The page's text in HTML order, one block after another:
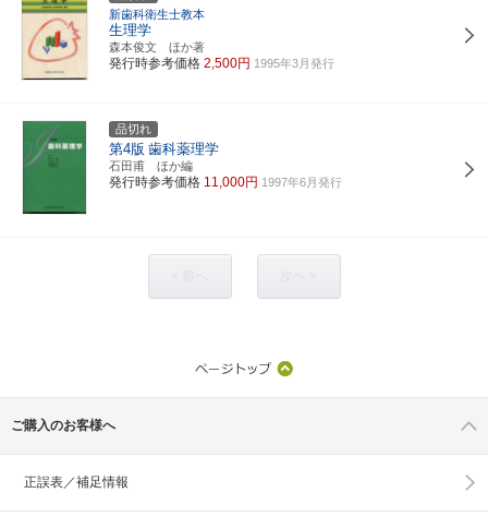
新歯科衛生士教本
生理学
森本俊文 ほか著
発行時参考価格 2,500円 1995年3月発行
品切れ
第4版 歯科薬理学
石田甫 ほか編
発行時参考価格 11,000円 1997年6月発行
ご購入のお客様へ
正誤表／補足情報